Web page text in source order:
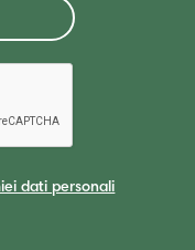
dati personali